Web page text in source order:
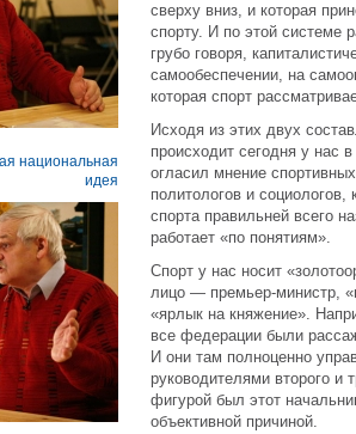
национальная
идея
сверху вниз, и которая
спорту. И по этой системе
грубо говоря,
самообеспечении, на
которая спорт
Исходя из этих двух
происходит сегодня у нас
огласил мнение
политологов и социологов,
спорта правильней всего
работает «по понятиям».
Спорт у нас носит
лицо — премьер-министр,
«ярлык на княжение».
все федерации были
И они там полноценно
руководителями второго и
фигурой был этот
объективной причиной.